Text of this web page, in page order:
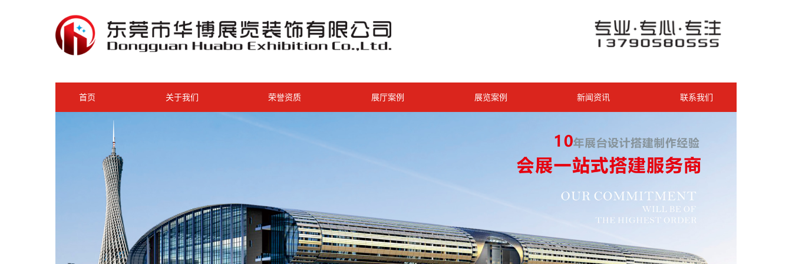
首页 关于我们 荣誉资质 展厅案例 展览案例 新闻资讯 联系我们